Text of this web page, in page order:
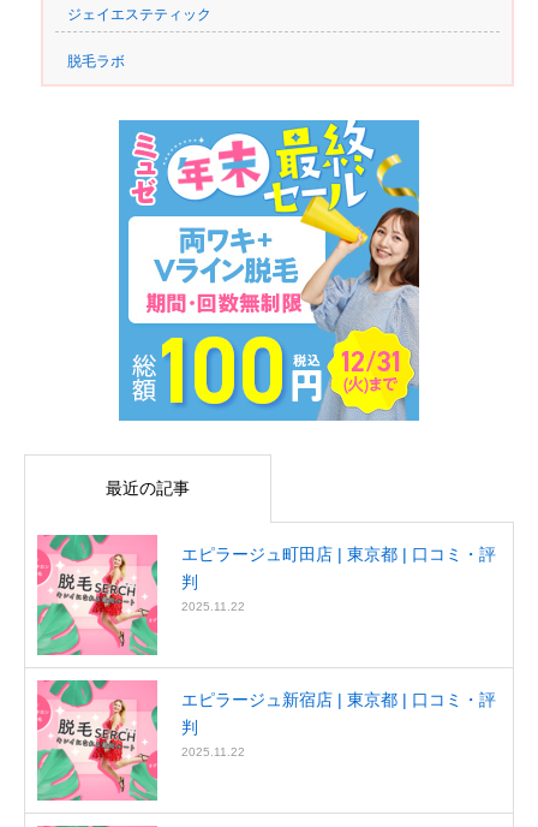
ジェイエステティック
脱毛ラボ
最近の記事
エピラージュ町田店 | 東京都 | 口コミ・評
判
2025.11.22
エピラージュ新宿店 | 東京都 | 口コミ・評
判
2025.11.22